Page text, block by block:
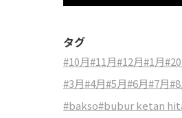
タグ
#10月#11月#12月#1月
#3月#4月#5月#6月#7月
#bakso#bubur ketan